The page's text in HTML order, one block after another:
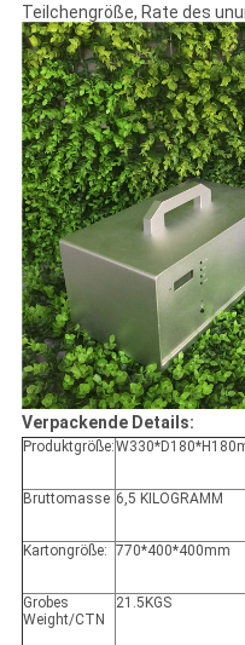
Teilchengröße, Rate des
Verpackende Details:
Produktgröße:
Bruttomasse 6,5 KILOGRAMM
Kartongröße: 770*400*400mm
Grobes
Weight/CTN
21.5KGS